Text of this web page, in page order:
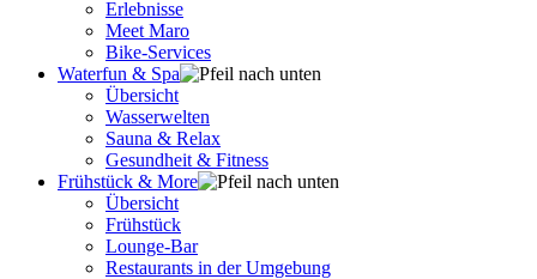
Erlebnisse
Meet Maro
Bike-Services
Waterfun & Spa
Übersicht
Wasserwelten
Sauna & Relax
Gesundheit & Fitness
Frühstück & More
Übersicht
Frühstück
Lounge-Bar
Restaurants in der Umgebung